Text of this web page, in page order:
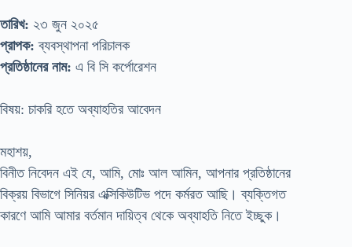
তারিখ: ২৩ জুন ২০২৫
প্রাপক: ব্যবস্থাপনা পরিচালক
প্রতিষ্ঠানের নাম: এ বি সি কর্পোরেশন
বিষয়: চাকরি হতে অব্যাহতির আবেদন
মহাশয়,
বিনীত নিবেদন এই যে, আমি, মোঃ আল আমিন, আপনার প্রতিষ্ঠানের
বিক্রয় বিভাগে সিনিয়র এক্সিকিউটিভ পদে কর্মরত আছি। ব্যক্তিগত
কারণে আমি আমার বর্তমান দায়িত্ব থেকে অব্যাহতি নিতে ইচ্ছুক।